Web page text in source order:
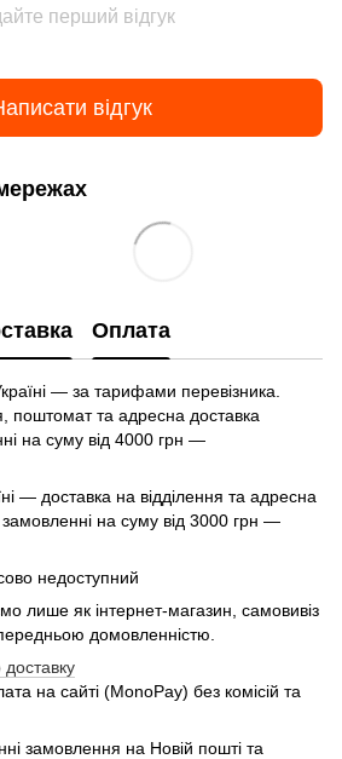
перший відгук
відгук
Оплата
— за тарифами перевізника.
поштомат та адресна доставка
на суму від 4000 грн —
— доставка на відділення та адресна
на суму від 3000 грн —
недоступний
лише як інтернет-магазин, самовивіз
домовленністю.
на сайті (MonoPay) без комісій та
замовлення на Новій пошті та